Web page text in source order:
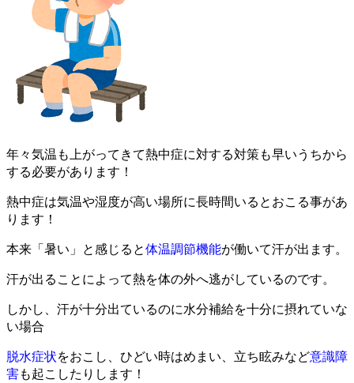
年々気温も上がってきて熱中症に対する対策も早いうちから
する必要があります！
熱中症は気温や湿度が高い場所に長時間いるとおこる事があ
ります！
本来「暑い」と感じると体温調節機能が働いて汗が出ます。
汗が出ることによって熱を体の外へ逃がしているのです。
しかし、汗が十分出ているのに水分補給を十分に摂れていな
い場合
脱水症状をおこし、ひどい時はめまい、立ち眩みなど意識障
害も起こしたりします！